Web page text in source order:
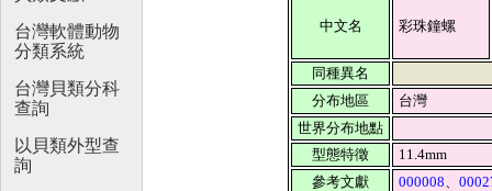
中文名 彩珠鐘螺
同種異名
分布地區
台灣
世界分布地點
型態特徵
11.4mm
參考文獻
000008、
台灣軟體動物
分類系統
台灣貝類分科
查詢
以貝類外型查
詢